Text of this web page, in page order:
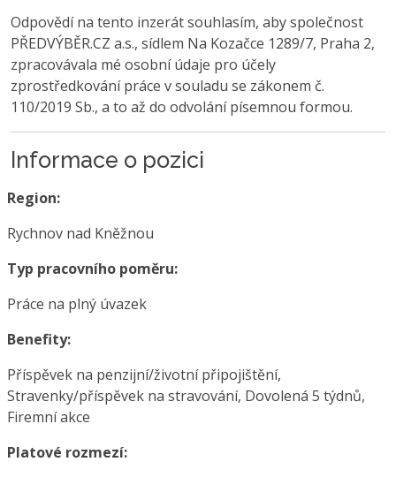
Odpovědí na tento inzerát souhlasím, aby společnost
PŘEDVÝBĚR.CZ a.s., sídlem Na Kozačce 1289/7, Praha 2,
zpracovávala mé osobní údaje pro účely
zprostředkování práce v souladu se zákonem č.
110/2019 Sb., a to až do odvolání písemnou formou.
Informace o pozici
Region:
Rychnov nad Kněžnou
Typ pracovního poměru:
Práce na plný úvazek
Benefity:
Příspěvek na penzijní/životní připojištění,
Stravenky/příspěvek na stravování, Dovolená 5 týdnů,
Firemní akce
Platové rozmezí: